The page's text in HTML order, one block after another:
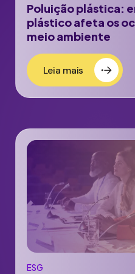
Poluição plástica:
plástico afeta os
meio ambiente
Leia mais
ESG